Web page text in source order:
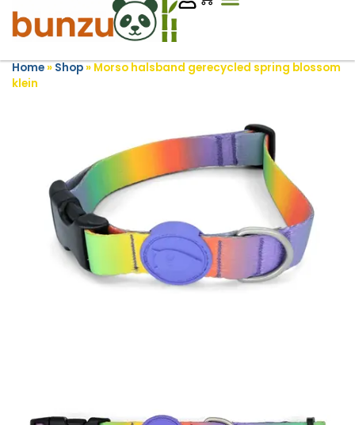
Home» Shop» Morso halsband gerecycled spring blossom
klein